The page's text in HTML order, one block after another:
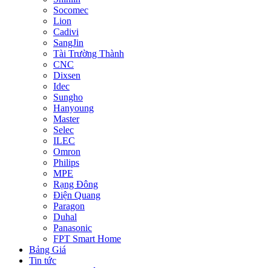
Socomec
Lion
Cadivi
SangJin
Tài Trường Thành
CNC
Dixsen
Idec
Sungho
Hanyoung
Master
Selec
ILEC
Omron
Philips
MPE
Rạng Đông
Điện Quang
Paragon
Duhal
Panasonic
FPT Smart Home
Bảng Giá
Tin tức